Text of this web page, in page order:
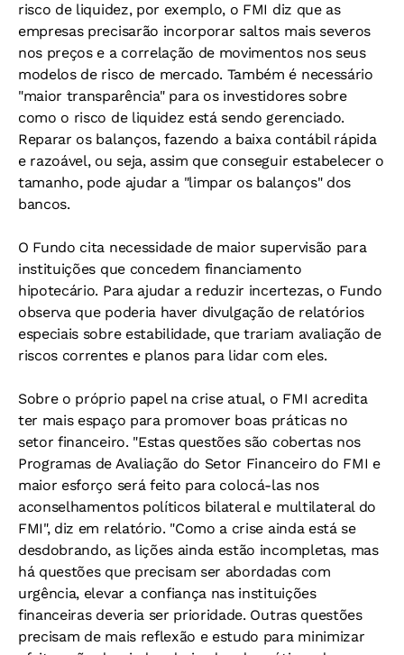
risco de liquidez, por exemplo, o FMI diz que as
empresas precisarão incorporar saltos mais severos
nos preços e a correlação de movimentos nos seus
modelos de risco de mercado. Também é necessário
"maior transparência" para os investidores sobre
como o risco de liquidez está sendo gerenciado.
Reparar os balanços, fazendo a baixa contábil rápida
e razoável, ou seja, assim que conseguir estabelecer o
tamanho, pode ajudar a "limpar os balanços" dos
bancos.
O Fundo cita necessidade de maior supervisão para
instituições que concedem financiamento
hipotecário. Para ajudar a reduzir incertezas, o Fundo
observa que poderia haver divulgação de relatórios
especiais sobre estabilidade, que trariam avaliação de
riscos correntes e planos para lidar com eles.
Sobre o próprio papel na crise atual, o FMI acredita
ter mais espaço para promover boas práticas no
setor financeiro. "Estas questões são cobertas nos
Programas de Avaliação do Setor Financeiro do FMI e
maior esforço será feito para colocá-las nos
aconselhamentos políticos bilateral e multilateral do
FMI", diz em relatório. "Como a crise ainda está se
desdobrando, as lições ainda estão incompletas, mas
há questões que precisam ser abordadas com
urgência, elevar a confiança nas instituições
financeiras deveria ser prioridade. Outras questões
precisam de mais reflexão e estudo para minimizar